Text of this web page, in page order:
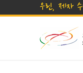
우린, 제자